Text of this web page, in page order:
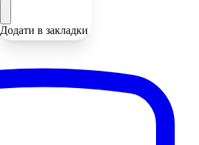
Додати в закладки